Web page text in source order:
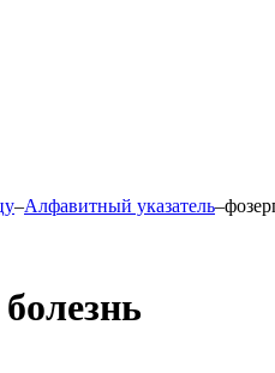
–Алфавитный указатель–